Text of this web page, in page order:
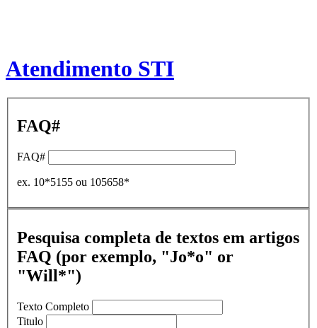
Atendimento STI
FAQ#
FAQ#
ex. 10*5155 ou 105658*
Pesquisa completa de textos em artigos
FAQ (por exemplo, "Jo*o" or
"Will*")
Texto Completo
Titulo